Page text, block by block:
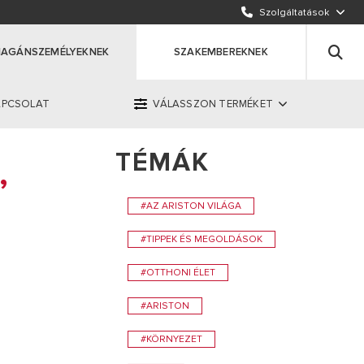
Szolgáltatások
VÁLASSZON TERMÉKET
SZAKEMBEREKNEK
TÉMÁK
#AZ ARISTON VILÁGA
#TIPPEK ÉS MEGOLDÁSOK
#OTTHONI ÉLET
#ARISTON
#KÖRNYEZET